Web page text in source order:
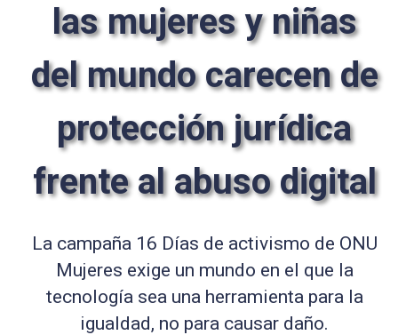
las mujeres y niñas
del mundo carecen de
protección jurídica
frente al abuso digital
La campaña 16 Días de activismo de ONU
Mujeres exige un mundo en el que la
tecnología sea una herramienta para la
igualdad, no para causar daño.